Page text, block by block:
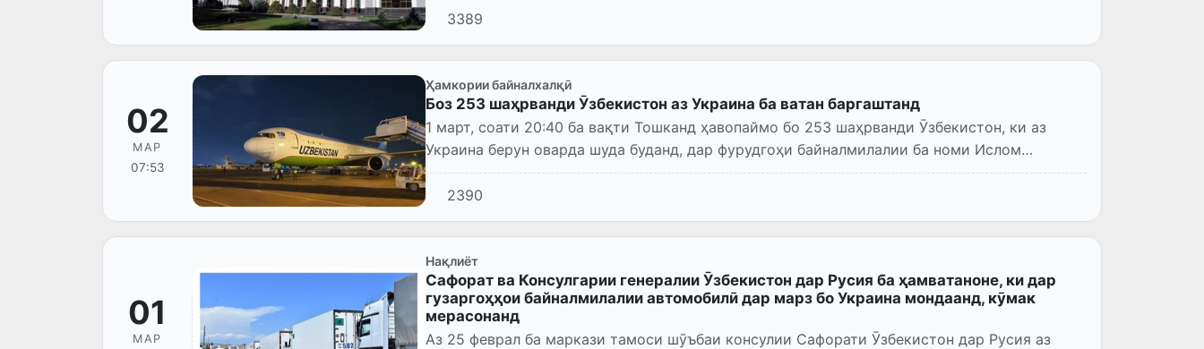
3389
02
МАР
07:53
Ҳамкории байналхалқӣ
Боз 253 шаҳрванди Ӯзбекистон аз Украина ба ватан баргаштанд
1 март, соати 20:40 ба вақти Тошканд ҳавопаймо бо 253 шаҳрванди Ӯзбекистон, ки аз
Украина берун оварда шуда буданд, дар фурудгоҳи байналмилалии ба номи Ислом
Каримови Тошканд фуруд...
2390
01
МАР
Нақлиёт
Сафорат ва Консулгарии генералии Ӯзбекистон дар Русия ба ҳамватаноне, ки дар
гузаргоҳҳои байналмилалии автомобилӣ дар марз бо Украина мондаанд, кӯмак
мерасонанд
Аз 25 феврал ба маркази тамоси шӯъбаи консулии Сафорати Ӯзбекистон дар Русия аз